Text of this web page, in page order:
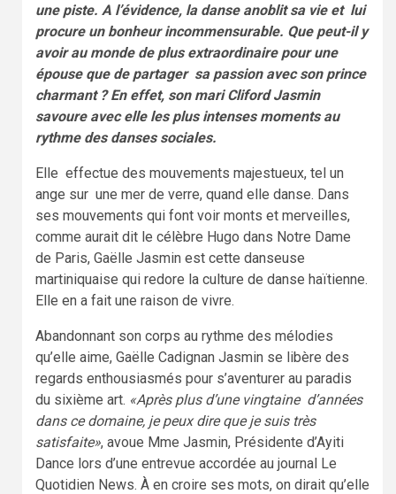
une piste. A l’évidence, la danse anoblit sa vie et lui
procure un bonheur incommensurable. Que peut-il y
avoir au monde de plus extraordinaire pour une
épouse que de partager sa passion avec son prince
charmant ? En effet, son mari Cliford Jasmin
savoure avec elle les plus intenses moments au
rythme des danses sociales.
Elle effectue des mouvements majestueux, tel un
ange sur une mer de verre, quand elle danse. Dans
ses mouvements qui font voir monts et merveilles,
comme aurait dit le célèbre Hugo dans Notre Dame
de Paris, Gaëlle Jasmin est cette danseuse
martiniquaise qui redore la culture de danse haïtienne.
Elle en a fait une raison de vivre.
Abandonnant son corps au rythme des mélodies
qu’elle aime, Gaëlle Cadignan Jasmin se libère des
regards enthousiasmés pour s’aventurer au paradis
du sixième art. «Après plus d’une vingtaine d’années
dans ce domaine, je peux dire que je suis très
satisfaite», avoue Mme Jasmin, Présidente d’Ayiti
Dance lors d’une entrevue accordée au journal Le
Quotidien News. À en croire ses mots, on dirait qu’elle